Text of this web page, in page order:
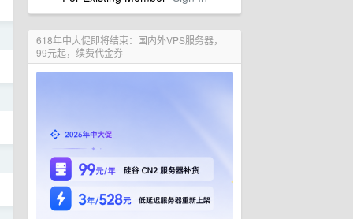
618年中大促即将结束：国内外VPS服务器，
99元起，续费代金券